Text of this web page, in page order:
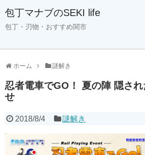
包丁マナブのSEKI life
包丁・刃物・おすすめ関市
ホーム 謎解き
忍者電車でGO！ 夏の陣 隠さ
せ
2018/8/4 謎解き